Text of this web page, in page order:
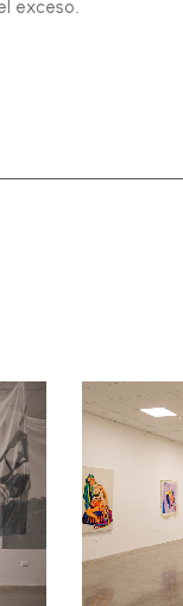
exceso.